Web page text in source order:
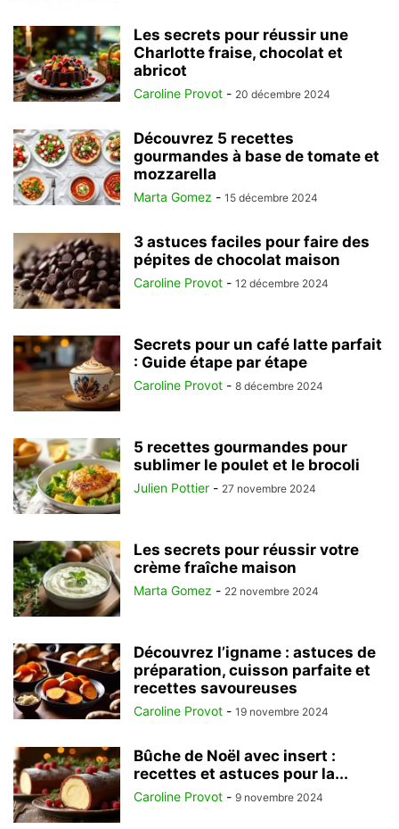
Les secrets pour réussir une
Charlotte fraise, chocolat et
abricot
Caroline Provot - 20 décembre 2024
Découvrez 5 recettes
gourmandes à base de tomate et
mozzarella
Marta Gomez - 15 décembre 2024
3 astuces faciles pour faire des
pépites de chocolat maison
Caroline Provot - 12 décembre 2024
Secrets pour un café latte parfait
: Guide étape par étape
Caroline Provot - 8 décembre 2024
5 recettes gourmandes pour
sublimer le poulet et le brocoli
Julien Pottier - 27 novembre 2024
Les secrets pour réussir votre
crème fraîche maison
Marta Gomez - 22 novembre 2024
Découvrez l’igname : astuces de
préparation, cuisson parfaite et
recettes savoureuses
Caroline Provot - 19 novembre 2024
Bûche de Noël avec insert :
recettes et astuces pour la...
Caroline Provot - 9 novembre 2024